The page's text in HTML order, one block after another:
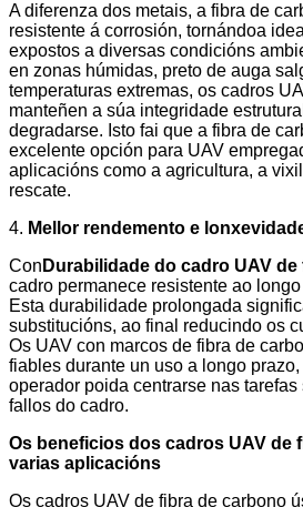
A diferenza dos metais, a fibra de
resistente á corrosión, tornándoa
expostos a diversas condicións
en zonas húmidas, preto de auga
temperaturas extremas, os cadros
manteñen a súa integridade
degradarse. Isto fai que a fibra de
excelente opción para UAV
aplicacións como a agricultura, a
rescate.
4. Mellor rendemento e
Con Durabilidade do cadro UAV
cadro permanece resistente ao
Esta durabilidade prolongada
substitucións, ao final reducindo os
Os UAV con marcos de fibra de
fiables durante un uso a longo
operador poida centrarse nas
fallos do cadro.
Os beneficios dos cadros UAV de
varias aplicacións
Os cadros UAV de fibra de carbono